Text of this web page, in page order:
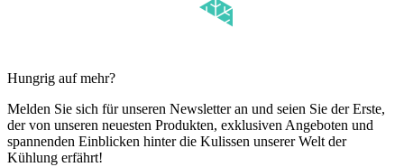
Hungrig auf mehr?
Melden Sie sich für unseren Newsletter an und seien Sie der Erste,
der von unseren neuesten Produkten, exklusiven Angeboten und
spannenden Einblicken hinter die Kulissen unserer Welt der
Kühlung erfährt!